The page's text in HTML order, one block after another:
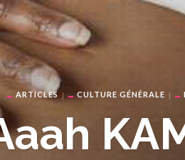
ARTICLES CULTURE GÉNÉRALE